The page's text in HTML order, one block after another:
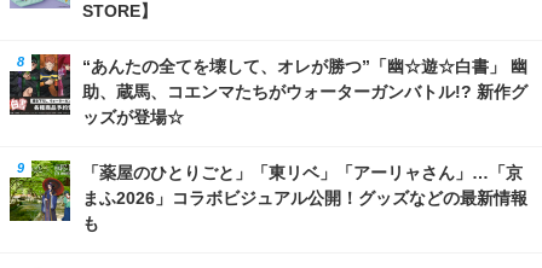
STORE】
“あんたの全てを壊して、オレが勝つ”「幽☆遊☆白書」 幽
助、蔵馬、コエンマたちがウォーターガンバトル!? 新作グ
ッズが登場☆
「薬屋のひとりごと」「東リベ」「アーリャさん」…「京
まふ2026」コラボビジュアル公開！グッズなどの最新情報
も